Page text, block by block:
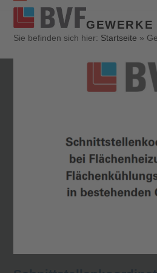
Open
mobile
Close
mobile
GEWERKE
Sie befinden sich hier: Startseite »